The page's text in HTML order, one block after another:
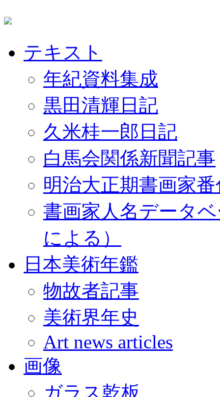
テキスト
年紀資料集成
黒田清輝日記
久米桂一郎日記
白馬会関係新聞記事
明治大正期書画家
書画家人名データ
による）
日本美術年鑑
物故者記事
美術界年史
Art news articles
画像
ガラス乾板